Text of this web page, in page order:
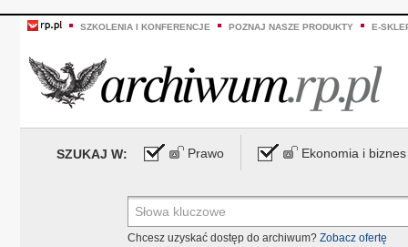
SZKOLENIA I KONFERENCJE POZNAJ NASZE PRODUKTY E-
SZUKAJ W: Prawo Ekonomia i biznes
Chcesz uzyskać dostęp do archiwum? Zobacz ofertę